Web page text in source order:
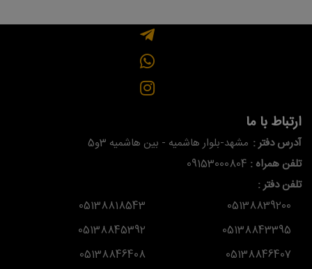
ارتباط با ما
آدرس دفتر : مشهد-بلوار هاشمیه - بین هاشمیه 3و5
تلفن همراه : 09153000804
تلفن دفتر :
05138839200
05138818543
05138843395
05138845392
05138846407
05138846408